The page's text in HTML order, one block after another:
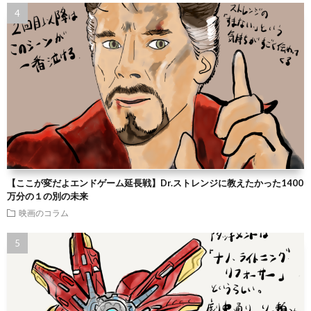
【ここが変だよエンドゲーム延長戦】Dr.ストレンジに教えたかった1400
万分の１の別の未来
映画のコラム